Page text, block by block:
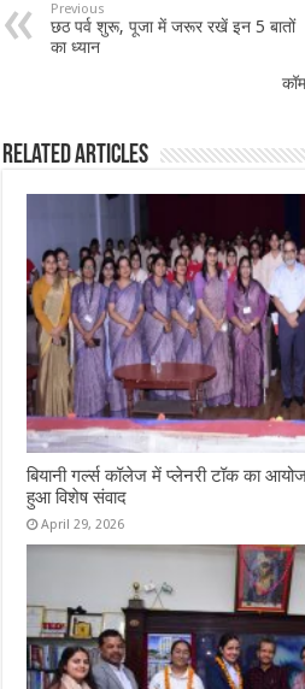
Previous
छठ पर्व शुरू, पूजा में जरूर रखें इन 5 बातों
का ध्यान
Related Articles
बियानी गर्ल्स कॉलेज में प्लेनरी टॉक का
हुआ विशेष संवाद
April 29, 2026